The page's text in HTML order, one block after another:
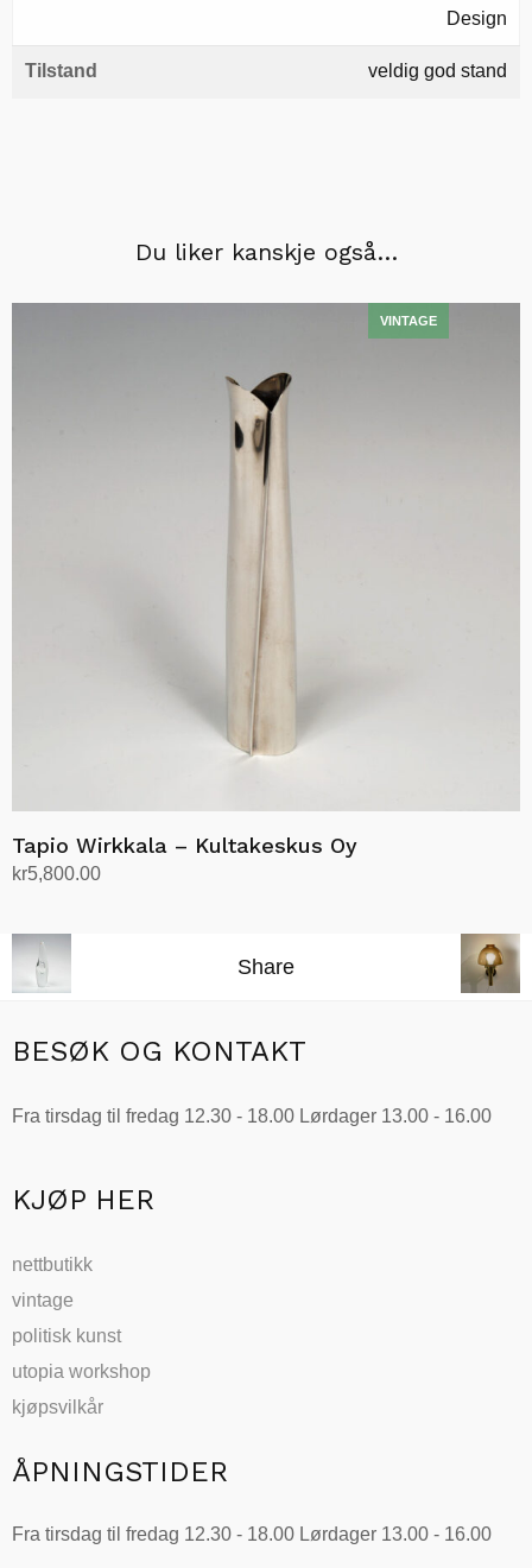
Design
Tilstand veldig god stand
Du liker kanskje også…
Tapio Wirkkala – Kultakeskus Oy
kr5,800.00
Share
BESØK OG KONTAKT
Fra tirsdag til fredag 12.30 - 18.00 Lørdager 13.00 - 16.00
KJØP HER
nettbutikk
vintage
politisk kunst
utopia workshop
kjøpsvilkår
ÅPNINGSTIDER
Fra tirsdag til fredag 12.30 - 18.00 Lørdager 13.00 - 16.00